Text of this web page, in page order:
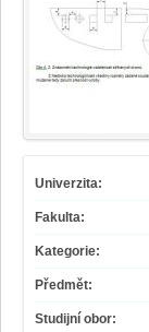
Univerzita:
Fakulta:
Kategorie:
Předmět:
Studijní obor: